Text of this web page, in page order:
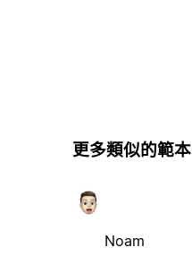
更多類似的範本
Noam